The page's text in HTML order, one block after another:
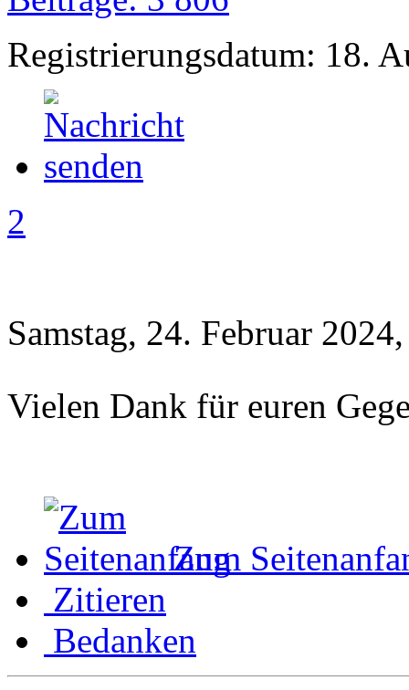
Registrierungsdatum: 18.
2
Samstag, 24. Februar
Vielen Dank für euren
Zum
Zitieren
Bedanken